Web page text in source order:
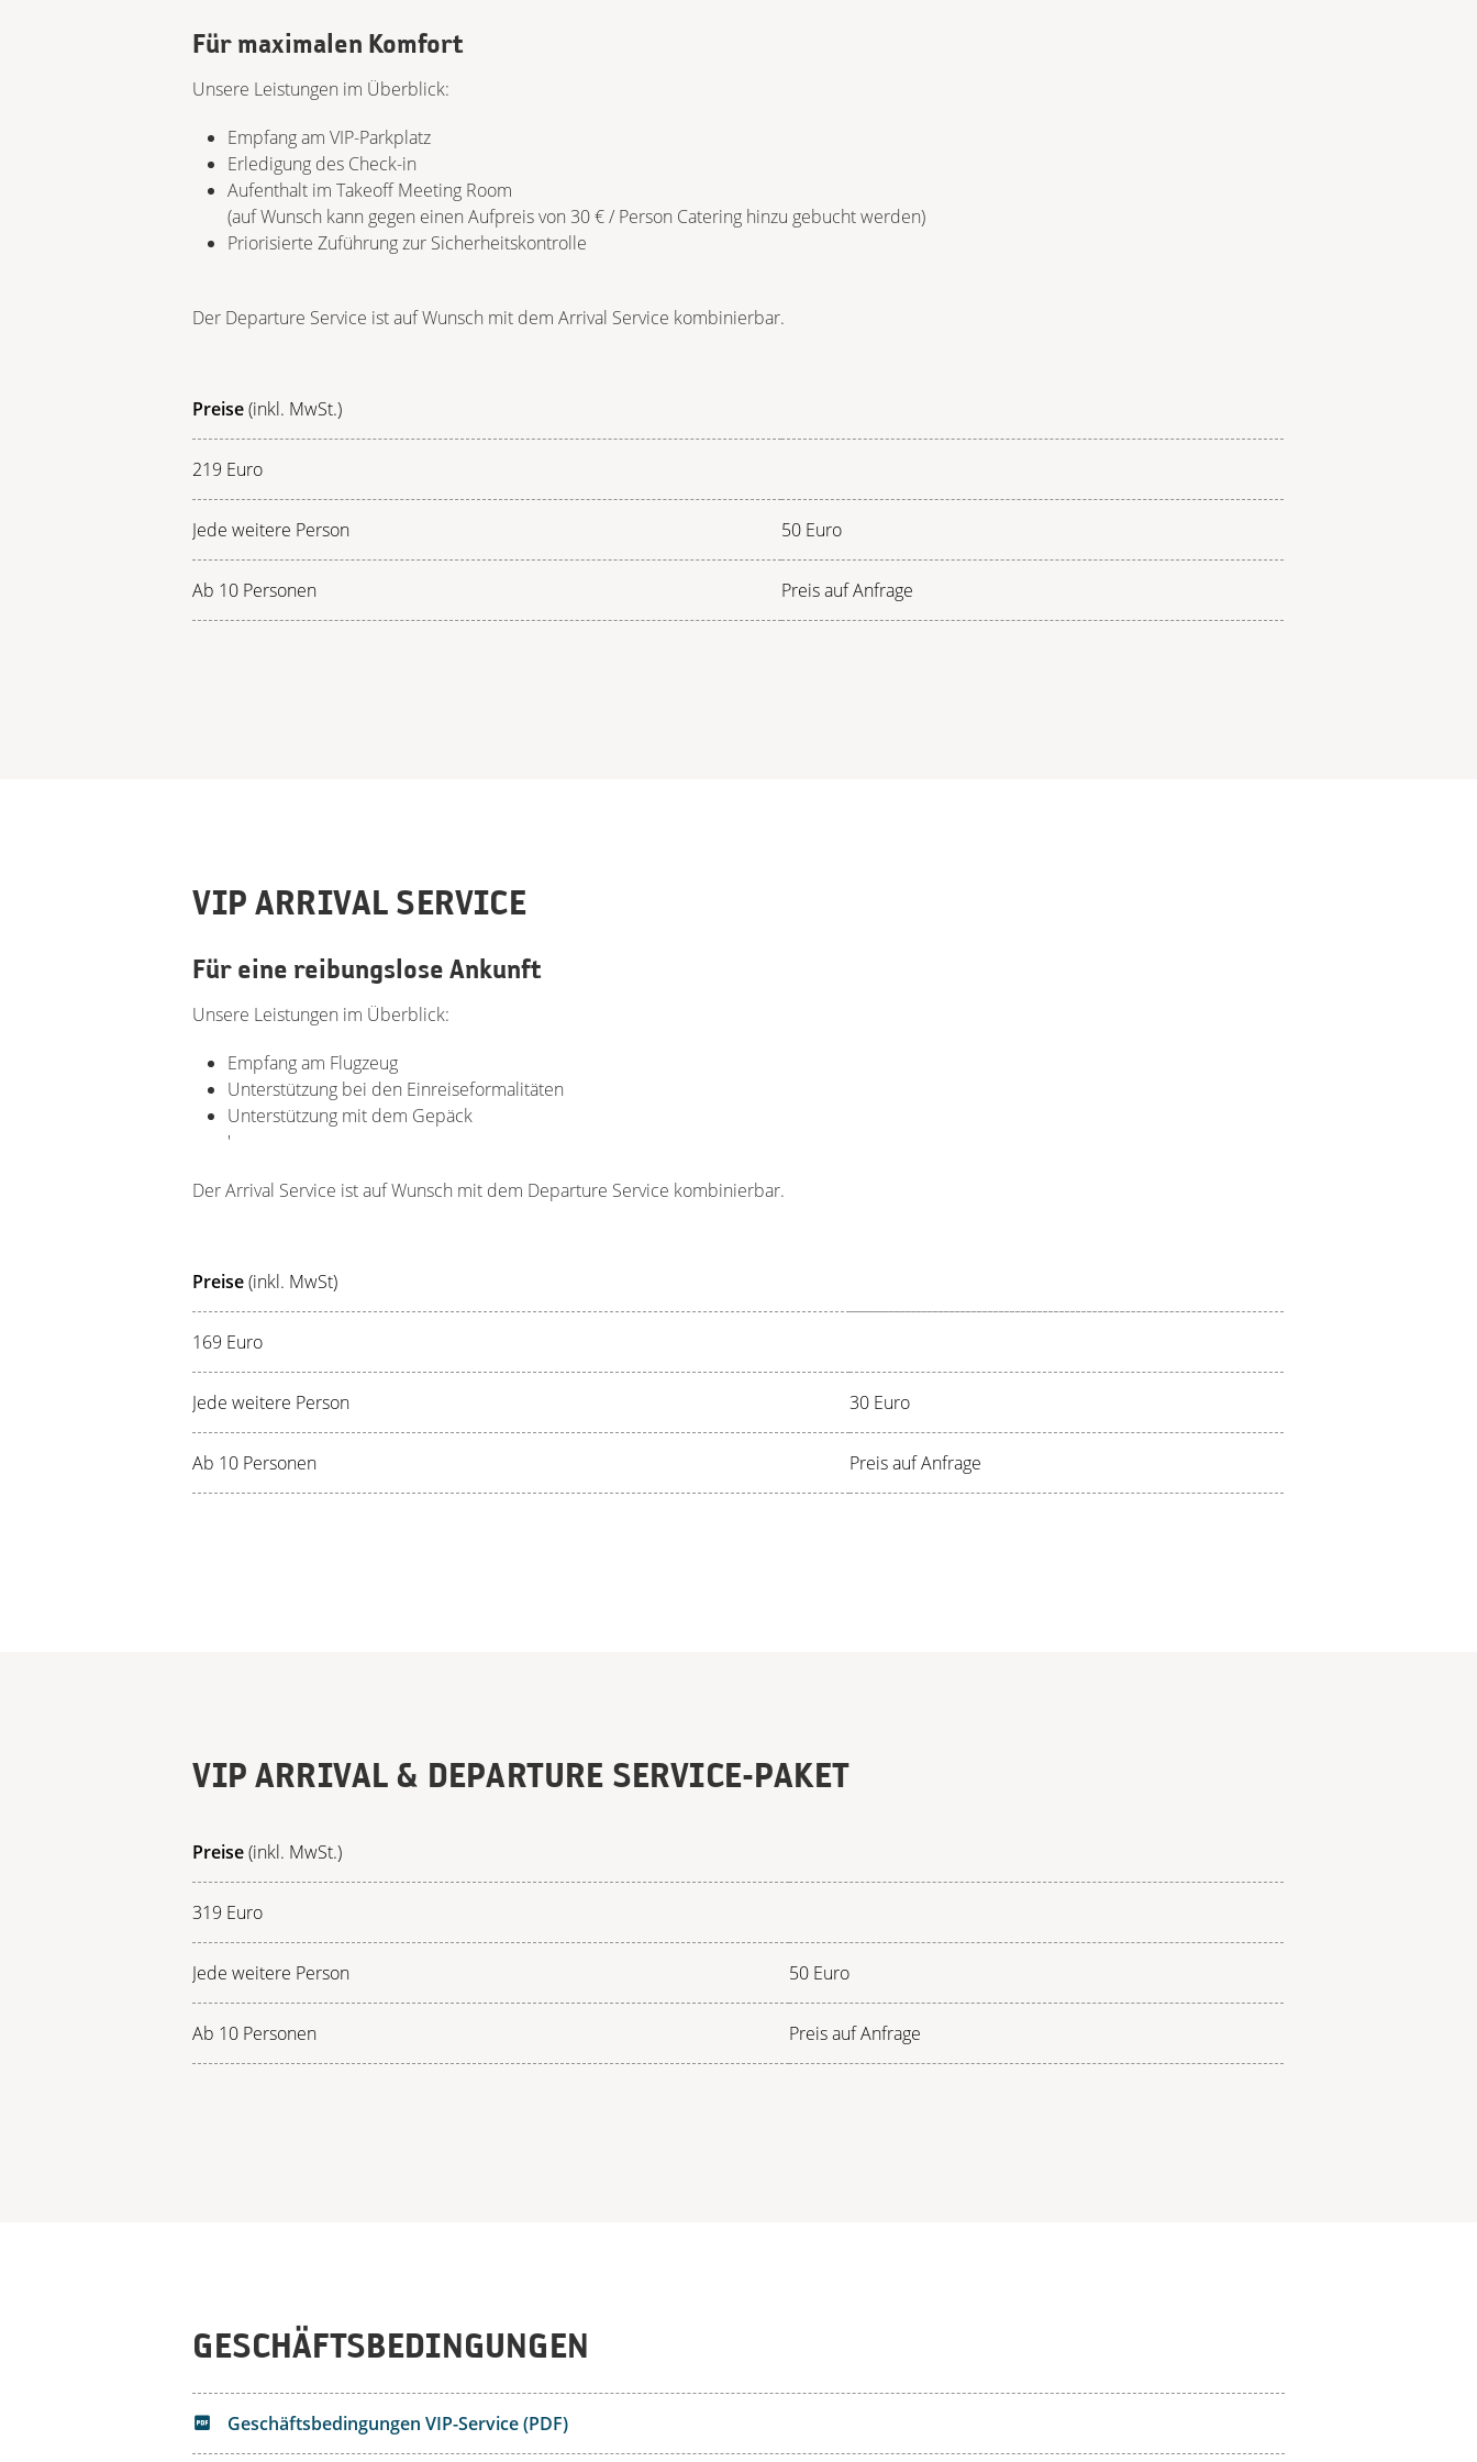
Für maximalen Komfort
Unsere Leistungen im Überblick:
Empfang am VIP-Parkplatz
Erledigung des Check-in
Aufenthalt im Takeoff Meeting Room
(auf Wunsch kann gegen einen Aufpreis von 30 € / Person Catering hinzu gebucht werden)
Priorisierte Zuführung zur Sicherheitskontrolle
Der Departure Service ist auf Wunsch mit dem Arrival Service kombinierbar.
Preise(inkl. MwSt.)
219 Euro
Jede weitere Person 50 Euro
Ab 10 Personen Preis auf Anfrage
VIP ARRIVAL SERVICE
Für eine reibungslose Ankunft
Unsere Leistungen im Überblick:
Empfang am Flugzeug
Unterstützung bei den Einreiseformalitäten
Unterstützung mit dem Gepäck
'
Der Arrival Service ist auf Wunsch mit dem Departure Service kombinierbar.
Preise(inkl. MwSt)
169 Euro
Jede weitere Person 30 Euro
Ab 10 Personen Preis auf Anfrage
VIP ARRIVAL & DEPARTURE SERVICE-PAKET
Preise(inkl. MwSt.)
319 Euro
Jede weitere Person 50 Euro
Ab 10 Personen Preis auf Anfrage
GESCHÄFTSBEDINGUNGEN
Geschäftsbedingungen VIP-Service (PDF)